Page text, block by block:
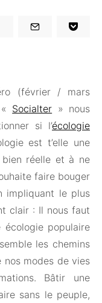
(février / mars
Socialter » nous
si l’écologie
est t’elle une
réelle et à ne
faire bouger
impliquant le plus
clair : Il nous faut
populaire
les chemins
modes de vies
Bâtir une
sans le peuple,